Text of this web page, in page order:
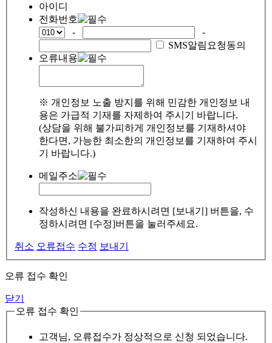
아이디
전화번호
-
-
SMS알림요청동의
오류내용
※ 개인정보 노출 방지를 위해 민감한 개인정보 내
용은 가급적 기재를 자제하여 주시기 바랍니다.
(상담을 위해 불가피하게 개인정보를 기재하셔야
한다면, 가능한 최소한의 개인정보를 기재하여 주시
기 바랍니다.)
메일주소
작성하신 내용을 완료하시려면 [보내기] 버튼을, 수
정하시려면 [수정]버튼을 눌러주세요.
취소 오류접수 수정 보내기
오류 접수 확인
닫기
오류 접수 확인
고객님, 오류접수가 정상적으로 신청 되었습니다.